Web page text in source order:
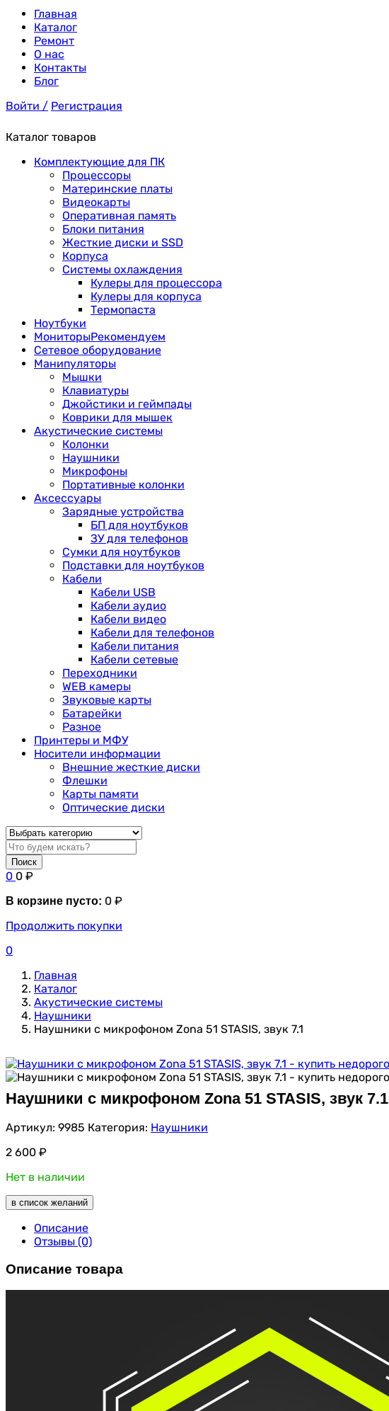
Главная
Каталог
Ремонт
О нас
Контакты
Блог
Войти / Регистрация
Каталог товаров
Комплектующие для ПК
Процессоры
Материнские платы
Видеокарты
Оперативная память
Блоки питания
Жесткие диски и SSD
Корпуса
Системы охлаждения
Кулеры для процессора
Кулеры для корпуса
Термопаста
Ноутбуки
МониторыРекомендуем
Сетевое оборудование
Манипуляторы
Мышки
Клавиатуры
Джойстики и геймпады
Коврики для мышек
Акустические системы
Колонки
Наушники
Микрофоны
Портативные колонки
Аксессуары
Зарядные устройства
БП для ноутбуков
ЗУ для телефонов
Сумки для ноутбуков
Подставки для ноутбуков
Кабели
Кабели USB
Кабели аудио
Кабели видео
Кабели для телефонов
Кабели питания
Кабели сетевые
Переходники
WEB камеры
Звуковые карты
Батарейки
Разное
Принтеры и МФУ
Носители информации
Внешние жесткие диски
Флешки
Карты памяти
Оптические диски
Поиск
0 0 ₽
В корзине пусто: 0 ₽
Продолжить покупки
0
Главная
Каталог
Акустические системы
Наушники
Наушники с микрофоном Zona 51 STASIS, звук 7.1
Наушники с микрофоном Zona 51 STASIS, звук 7.1
Артикул: 9985 Категория: Наушники
2 600 ₽
Нет в наличии
в список желаний
Описание
Отзывы (0)
Описание товара